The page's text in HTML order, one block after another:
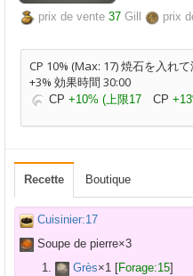
prix de vente 37 Gill prix
CP 10% (Max: 17) 焼石を入れ
+3% 効果時間 30:00
CP +10% (上限17 CP
Recette Boutique
Cuisinier:17
Soupe de pierre×3
Grès×1 [Forage:15]